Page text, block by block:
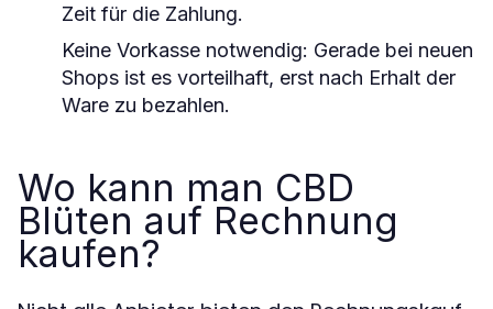
Zeit für die Zahlung.
Keine Vorkasse notwendig: Gerade bei neuen
Shops ist es vorteilhaft, erst nach Erhalt der
Ware zu bezahlen.
Wo kann man CBD
Blüten auf Rechnung
kaufen?